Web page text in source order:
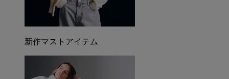
新作マストアイテム